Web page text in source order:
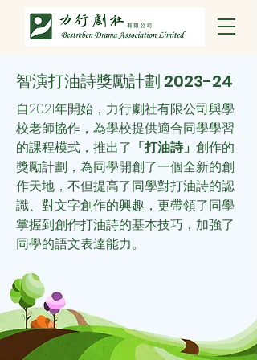
智演打油詩獎勵計劃 2023-24
自2021年開始，力行劇社有限公司與學
校老師協作，為學校提供適合同學學習
的課程模式，推出了 「打油詩」 創作的
獎勵計劃，為同學開創了一個全新的創
作天地，不但提高了同學對打油詩的認
識、對文字創作的興趣，更帶領了同學
掌握到創作打油詩的基本技巧，加強了
同學的語文表達能力。